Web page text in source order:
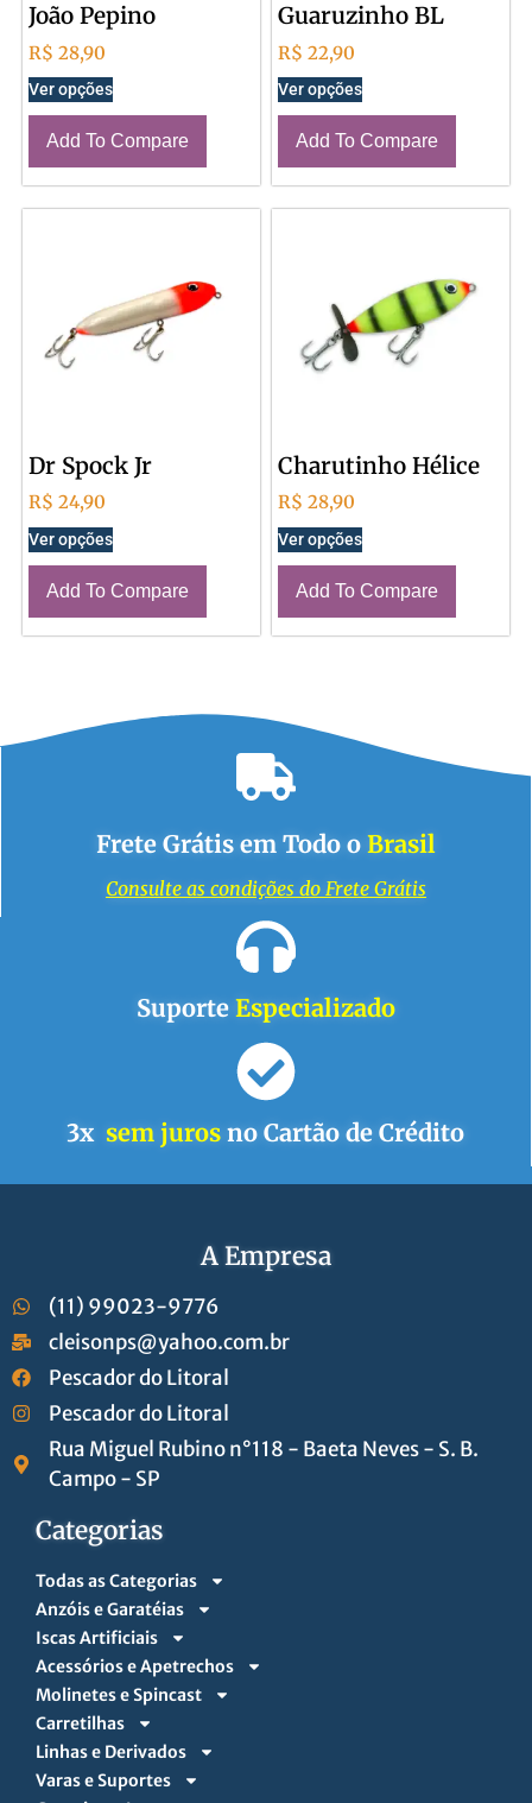
João Pepino
R$ 28,90
Ver opções
Add To Compare
Guaruzinho BL
R$ 22,90
Ver opções
Add To Compare
Dr Spock Jr
R$ 24,90
Ver opções
Add To Compare
Charutinho Hélice
R$ 28,90
Ver opções
Add To Compare
Frete Grátis em Todo o Brasil
Consulte as condições do Frete Grátis
Suporte Especializado
3x sem juros no Cartão de Crédito
A Empresa
(11) 99023-9776
cleisonps@yahoo.com.br
Pescador do Litoral
Pescador do Litoral
Rua Miguel Rubino n°118 - Baeta Neves - S. B.
Campo - SP
Categorias
Todas as Categorias
Anzóis e Garatéias
Iscas Artificiais
Acessórios e Apetrechos
Molinetes e Spincast
Carretilhas
Linhas e Derivados
Varas e Suportes